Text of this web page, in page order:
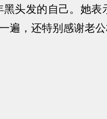
黑头发的自己。她
遍，还特别感谢老公